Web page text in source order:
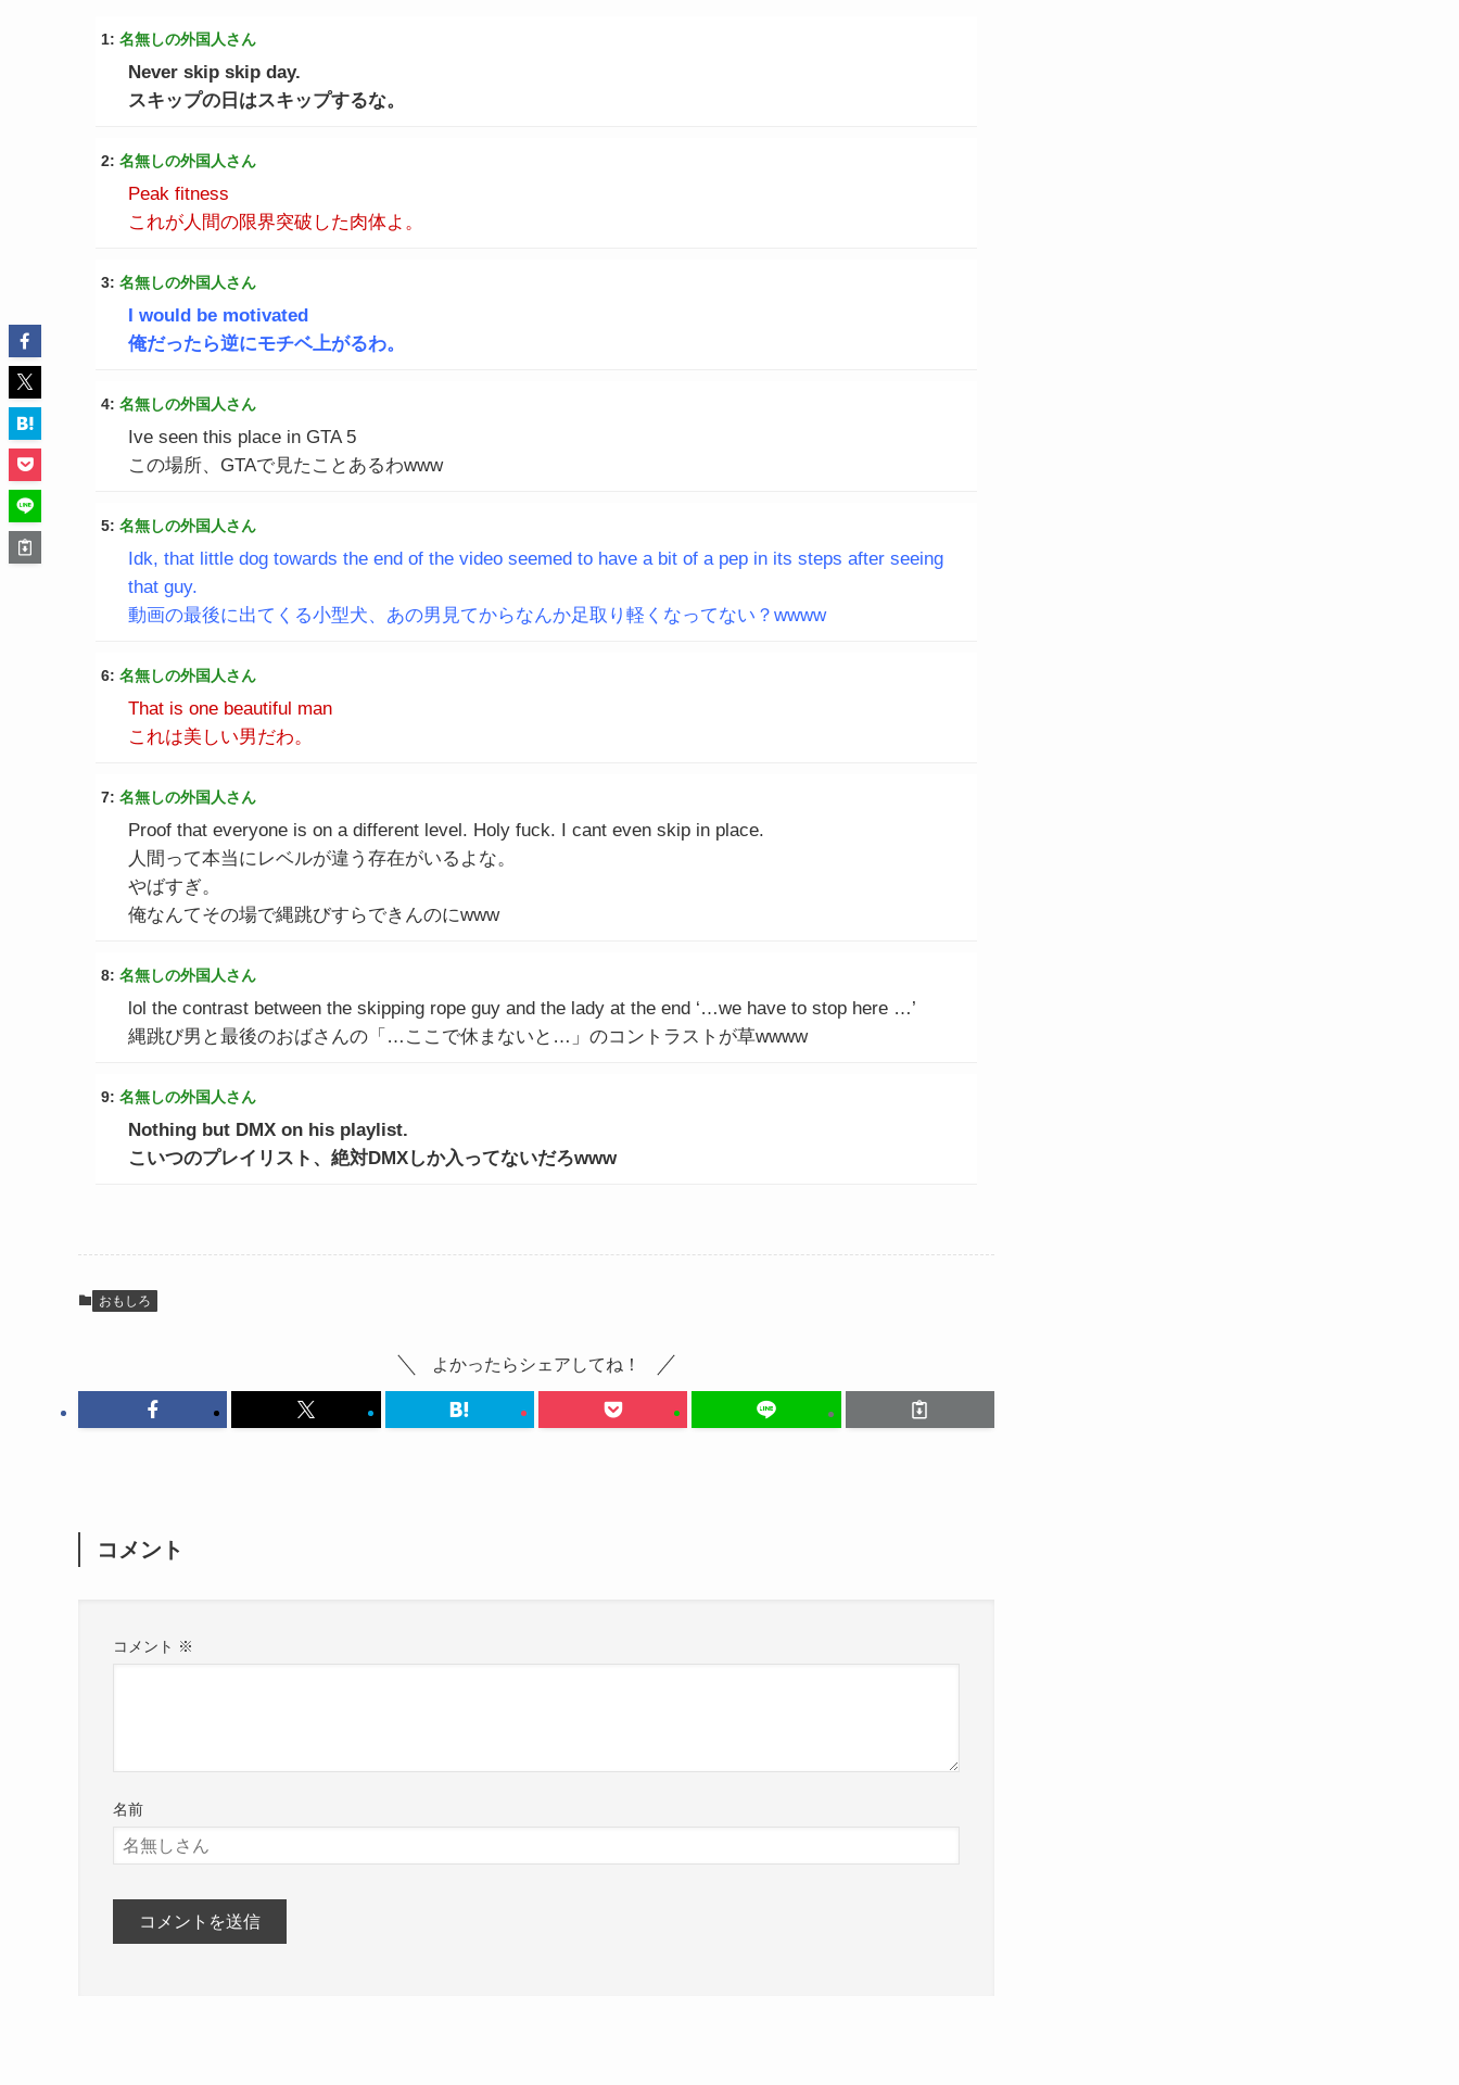
1: 名無しの外国人さん
Never skip skip day.
スキップの日はスキップするな。
2: 名無しの外国人さん
Peak fitness
これが人間の限界突破した肉体よ。
3: 名無しの外国人さん
I would be motivated
俺だったら逆にモチベ上がるわ。
4: 名無しの外国人さん
Ive seen this place in GTA 5
この場所、GTAで見たことあるわwww
5: 名無しの外国人さん
Idk, that little dog towards the end of the video seemed to have a bit of a pep in its steps after seeing
that guy.
動画の最後に出てくる小型犬、あの男見てからなんか足取り軽くなってない？wwww
6: 名無しの外国人さん
That is one beautiful man
これは美しい男だわ。
7: 名無しの外国人さん
Proof that everyone is on a different level. Holy fuck. I cant even skip in place.
人間って本当にレベルが違う存在がいるよな。
やばすぎ。
俺なんてその場で縄跳びすらできんのにwww
8: 名無しの外国人さん
lol the contrast between the skipping rope guy and the lady at the end ‘…we have to stop here …’
縄跳び男と最後のおばさんの「…ここで休まないと…」のコントラストが草wwww
9: 名無しの外国人さん
Nothing but DMX on his playlist.
こいつのプレイリスト、絶対DMXしか入ってないだろwww
おもしろ
よかったらシェアしてね！
コメント
コメント ※
名前